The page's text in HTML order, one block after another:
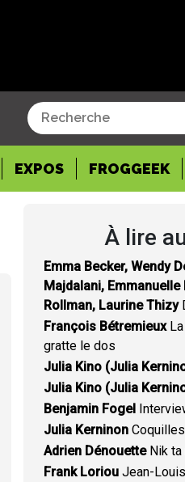
EXPOS FROGGEEK
À lire
Emma Becker, Wendy
Majdalani,
Rollman, Laurine Thizy
François BétremieuxLa
gratte le dos
Julia Kino (Julia
Julia Kino (Julia
Benjamin Fogel
Julia Kerninon Coquilles
Adrien DénouetteNik ta
Frank Loriou Jean-